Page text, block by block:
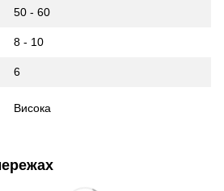
50 - 60
8 - 10
6
Висока